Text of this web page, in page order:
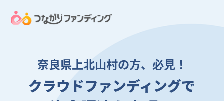
奈良県上北山村の方、必見！
クラウドファンディングで